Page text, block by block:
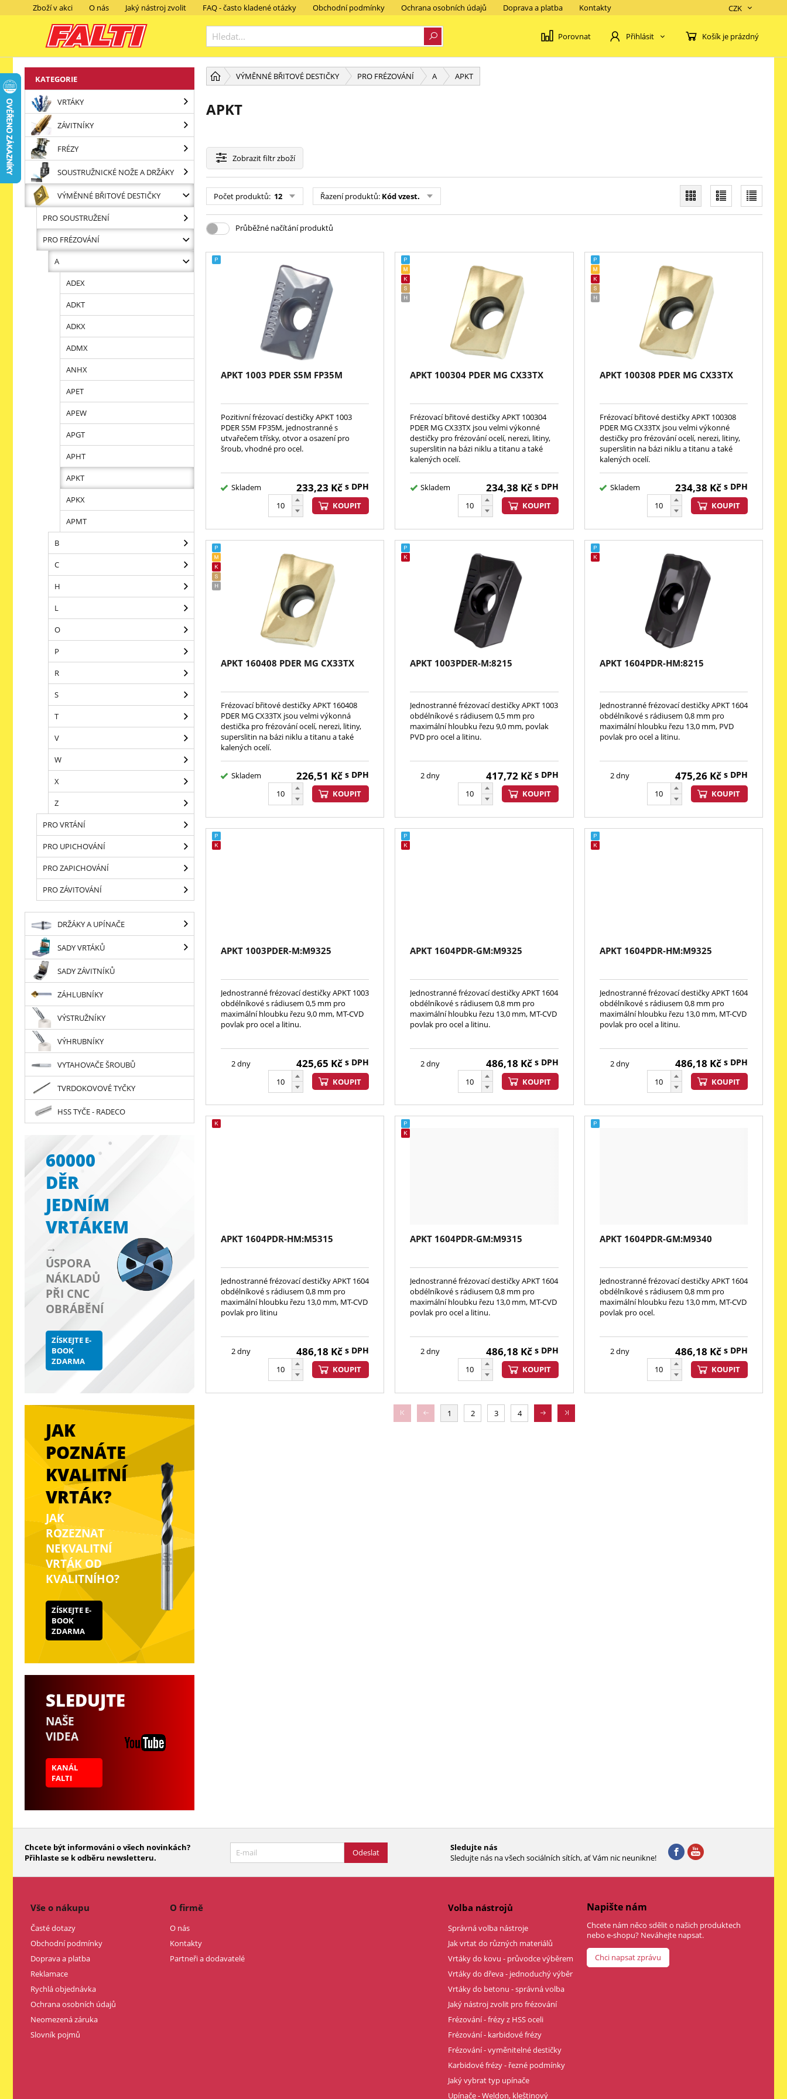
Zboží v akci O nás Jaký nástroj zvolit FAQ - často kladené otázky Obchodní podmínky Ochrana osobních údajů Doprava a platba Kontakty CZK
Porovnat Přihlásit Košík je prázdný
VÝMĚNNÉ BŘITOVÉ DESTIČKY PRO FRÉZOVÁNÍ A APKT
APKT
Zobrazitfiltr zboží
Počet produktů: 12 Řazení produktů: Kód vzest.
Průběžné načítání produktů
APKT 1003 PDER S5M FP35M
Pozitivní frézovací destičky APKT 1003
PDER S5M FP35M, jednostranné s
utvařečem třísky, otvor a osazení pro
šroub, vhodné pro ocel.
Skladem 233,23 Kčs DPH
KOUPIT
APKT 100304 PDER MG CX33TX
Frézovací břitové destičky APKT 100304
PDER MG CX33TX jsou velmi výkonné
destičky pro frézování ocelí, nerezi, litiny,
superslitin na bázi niklu a titanu a také
kalených ocelí.
Skladem 234,38 Kč s DPH
KOUPIT
APKT 100308 PDER MG CX33TX
Frézovací břitové destičky APKT 100308
PDER MG CX33TX jsou velmi výkonné
destičky pro frézování ocelí, nerezi, litiny,
superslitin na bázi niklu a titanu a také
kalených ocelí.
Skladem 234,38 Kč s DPH
KOUPIT
APKT 160408 PDER MG CX33TX
Frézovací břitové destičky APKT 160408
PDER MG CX33TX jsou velmi výkonná
destička pro frézování ocelí, nerezi, litiny,
superslitin na bázi niklu a titanu a také
kalených ocelí.
Skladem 226,51 Kčs DPH
KOUPIT
APKT 1003PDER-M:8215
Jednostranné frézovací destičky APKT 1003
obdélníkové s rádiusem 0,5 mm pro
maximální hloubku řezu 9,0 mm, povlak
PVD pro ocel a litinu.
2 dny 417,72Kč s DPH
KOUPIT
APKT 1604PDR-HM:8215
Jednostranné frézovací destičky APKT 1604
obdélníkové s rádiusem 0,8 mm pro
maximální hloubku řezu 13,0 mm, PVD
povlak pro ocel a litinu.
2 dny 475,26Kč s DPH
KOUPIT
APKT 1003PDER-M:M9325
Jednostranné frézovací destičky APKT 1003
obdélníkové s rádiusem 0,5 mm pro
maximální hloubku řezu 9,0 mm, MT-CVD
povlak pro ocel a litinu.
2 dny 425,65 Kčs DPH
KOUPIT
APKT 1604PDR-GM:M9325
Jednostranné frézovací destičky APKT 1604
obdélníkové s rádiusem 0,8 mm pro
maximální hloubku řezu 13,0 mm, MT-CVD
povlak pro ocel a litinu.
2 dny 486,18 Kč s DPH
KOUPIT
APKT 1604PDR-HM:M9325
Jednostranné frézovací destičky APKT 1604
obdélníkové s rádiusem 0,8 mm pro
maximální hloubku řezu 13,0 mm, MT-CVD
povlak pro ocel a litinu.
2 dny 486,18 Kč s DPH
KOUPIT
APKT 1604PDR-HM:M5315
Jednostranné frézovací destičky APKT 1604
obdélníkové s rádiusem 0,8 mm pro
maximální hloubku řezu 13,0 mm, MT-CVD
povlak pro litinu
2 dny 486,18 Kčs DPH
KOUPIT
APKT 1604PDR-GM:M9315
Jednostranné frézovací destičky APKT 1604
obdélníkové s rádiusem 0,8 mm pro
maximální hloubku řezu 13,0 mm, MT-CVD
povlak pro ocel a litinu.
2 dny 486,18 Kč s DPH
KOUPIT
APKT 1604PDR-GM:M9340
Jednostranné frézovací destičky APKT 1604
obdélníkové s rádiusem 0,8 mm pro
maximální hloubku řezu 13,0 mm, MT-CVD
povlak pro ocel.
2 dny 486,18 Kč s DPH
KOUPIT
1 2 3 4
KATEGORIE
VRTÁKY
ZÁVITNÍKY
FRÉZY
SOUSTRUŽNICKÉ NOŽE A DRŽÁKY
VÝMĚNNÉ BŘITOVÉ DESTIČKY
PRO SOUSTRUŽENÍ
PRO FRÉZOVÁNÍ
A
ADEX
ADKT
ADKX
ADMX
ANHX
APET
APEW
APGT
APHT
APKT
APKX
APMT
B
C
H
L
O
P
R
S
T
V
W
X
Z
PRO VRTÁNÍ
PRO UPICHOVÁNÍ
PRO ZAPICHOVÁNÍ
PRO ZÁVITOVÁNÍ
DRŽÁKY A UPÍNAČE
SADY VRTÁKŮ
SADY ZÁVITNÍKŮ
ZÁHLUBNÍKY
VÝSTRUŽNÍKY
VÝHRUBNÍKY
VYTAHOVAČE ŠROUBŮ
TVRDOKOVOVÉ TYČKY
HSS TYČE - RADECO
60000
DĚR
JEDNÍM
VRTÁKEM
→
ÚSPORA
NÁKLADŮ
PŘI CNC
OBRÁBĚNÍ
ZÍSKEJTE E-
BOOK
ZDARMA
JAK
POZNÁTE
KVALITNÍ
VRTÁK?
JAK
ROZEZNAT
NEKVALITNÍ
VRTÁK OD
KVALITNÍHO?
ZÍSKEJTE E-
BOOK
ZDARMA
SLEDUJTE
NAŠE
VIDEA
KANÁL
FALTI
Chcete být informováni o všech novinkách?
Přihlaste se k odběru newsletteru.
Odeslat
Sledujte nás
Sledujte nás na všech sociálních sítích, ať Vám nic neunikne!
Vše o nákupu
Časté dotazy
Obchodní podmínky
Doprava a platba
Reklamace
Rychlá objednávka
Ochrana osobních údajů
Neomezená záruka
Slovník pojmů
O firmě
O nás
Kontakty
Partneři a dodavatelé
Volba nástrojů
Správná volba nástroje
Jak vrtat do různých materiálů
Vrtáky do kovu - průvodce výběrem
Vrtáky do dřeva - jednoduchý výběr
Vrtáky do betonu - správná volba
Jaký nástroj zvolit pro frézování
Frézování - frézy z HSS oceli
Frézování - karbidové frézy
Frézování - vyměnitelné destičky
Karbidové frézy - řezné podmínky
Jaký vybrat typ upínače
Upínače - Weldon, kleštinový
Napište nám
Chcete nám něco sdělit o našich produktech
nebo e-shopu? Neváhejte napsat.
Chci napsat zprávu